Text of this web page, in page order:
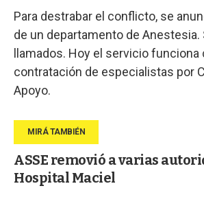
Para destrabar el conflicto, se
de un departamento de Anestesia.
llamados. Hoy el servicio funciona
contratación de especialistas por
Apoyo.
ASSE removió a varias
Hospital Maciel